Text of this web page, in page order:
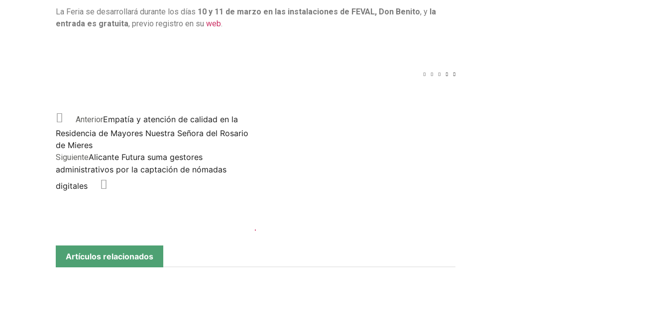
La Feria se desarrollará durante los días 10 y 11 de marzo en las instalaciones de FEVAL, Don Benito, y la
entrada es gratuita, previo registro en su web.
AnteriorEmpatía y atención de calidad en la
Residencia de Mayores Nuestra Señora del Rosario
de Mieres
SiguienteAlicante Futura suma gestores
administrativos por la captación de nómadas
digitales
Artículos relacionados